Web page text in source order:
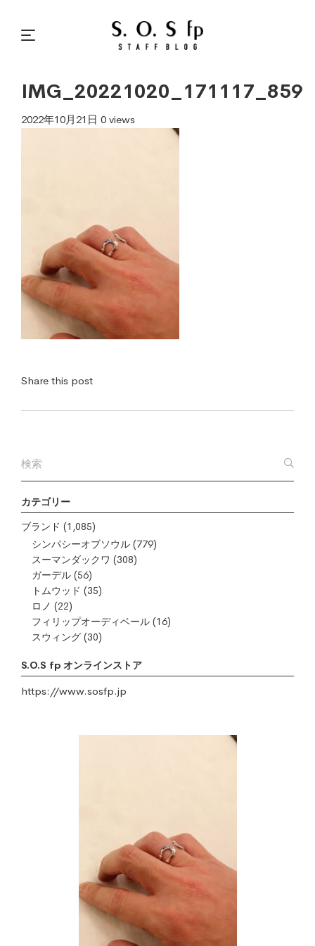
カテゴリー
ブランド (1,085)
シンパシーオブソウル (779)
スーマンダックワ (308)
ガーデル (56)
トムウッド (35)
ロノ (22)
フィリップオーディベール (16)
スウィング (30)
S.O.S fp オンラインストア
https://www.sosfp.jp
IMG_20221020_171117_859
2022年10月21日 0 views
Share this post